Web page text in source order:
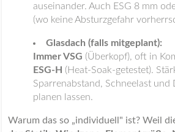
auseinander. Auch ESG 8 mm
(wo keine Absturzgefahr
Glasdach (falls mitgeplant):
Immer VSG (Überkopf), oft in
ESG-H (Heat-Soak-getestet).
Sparrenabstand, Schneelast
planen lassen.
Warum das so „individuell" ist? Weil